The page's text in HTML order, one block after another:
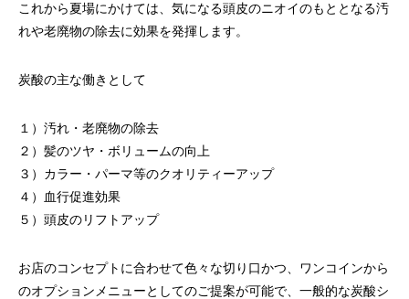
これから夏場にかけては、気になる頭皮のニオイのもととなる汚
れや老廃物の除去に効果を発揮します。
炭酸の主な働きとして
１）汚れ・老廃物の除去
２）髪のツヤ・ボリュームの向上
３）カラー・パーマ等のクオリティーアップ
４）血行促進効果
５）頭皮のリフトアップ
お店のコンセプトに合わせて色々な切り口かつ、ワンコインから
のオプションメニューとしてのご提案が可能で、一般的な炭酸シ